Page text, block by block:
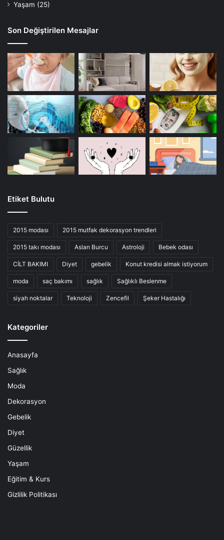
Yaşam (25)
Son Değiştirilen Mesajlar
Etiket Bulutu
2015 modası 2015 mutfak dekorasyon trendleri
2015 takı modası Aslan Burcu Astroloji Bebek odası
CİLT BAKIMI Diyet gebelik Konut kredisi almak istiyorum
moda saç bakımı sağlık Sağlıklı Beslenme
siyah noktalar Teknoloji Zencefil Şeker Hastalığı
Kategoriler
Anasayfa
Sağlık
Moda
Dekorasyon
Gebelik
Diyet
Güzellik
Yaşam
Eğitim & Kurs
Gizlilik Politikası